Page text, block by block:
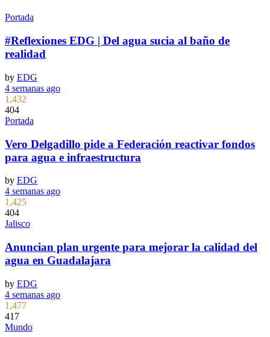
Portada
#Reflexiones EDG | Del agua sucia al baño de
realidad
by EDG
4 semanas ago
1,432
404
Portada
Vero Delgadillo pide a Federación reactivar fondos
para agua e infraestructura
by EDG
4 semanas ago
1,425
404
Jalisco
Anuncian plan urgente para mejorar la calidad del
agua en Guadalajara
by EDG
4 semanas ago
1,477
417
Mundo